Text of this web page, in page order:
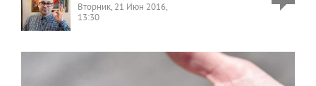
Вторник, 21 Июн 2016,
13:30